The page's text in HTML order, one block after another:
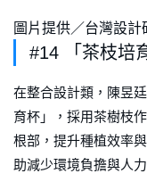
圖片提供／台灣設計
#14 「茶枝培
在整合設計類，陳昱
育杯」，採用茶樹枝
根部，提升種植效率
助減少環境負擔與人力